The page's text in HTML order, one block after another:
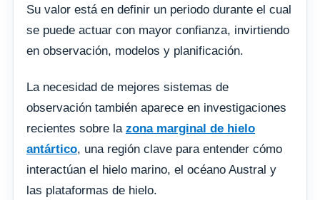
Su valor está en definir un periodo durante el cual
se puede actuar con mayor confianza, invirtiendo
en observación, modelos y planificación.
La necesidad de mejores sistemas de
observación también aparece en investigaciones
recientes sobre la zona marginal de hielo
antártico, una región clave para entender cómo
interactúan el hielo marino, el océano Austral y
las plataformas de hielo.